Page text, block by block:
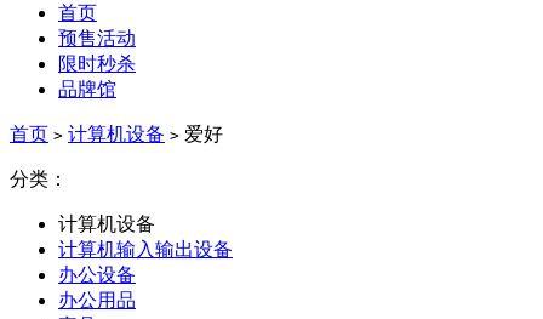
首页
预售活动
限时秒杀
品牌馆
首页 > 计算机设备 > 爱好
分类：
计算机设备
计算机输入输出设备
办公设备
办公用品